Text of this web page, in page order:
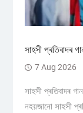
সাহসী প্ৰতিবাদৰ
7 Aug 2026
সাহসী প্ৰতিবাদৰ
নহয়জানো সাহসী